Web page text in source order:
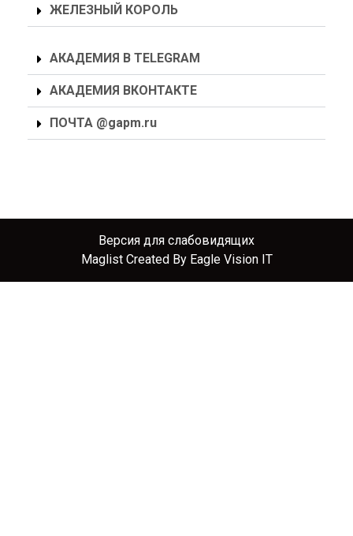
ЖЕЛЕЗНЫЙ КОРОЛЬ
АКАДЕМИЯ В TELEGRAM
АКАДЕМИЯ ВКОНТАКТЕ
ПОЧТА @gapm.ru
Версия для слабовидящих
Maglist Created By Eagle Vision IT